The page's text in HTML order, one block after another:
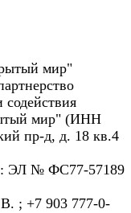
мир"
мир" (ИНН
пр-д, д. 18 кв.4
ЭЛ № ФС77-57189
; +7 903 777-0-